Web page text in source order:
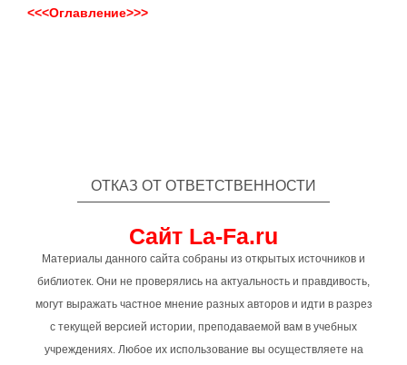
<<<Оглавление>>>
ОТКАЗ ОТ ОТВЕТСТВЕННОСТИ
Сайт La-Fa.ru
Материалы данного сайта собраны из открытых источников и
библиотек. Они не проверялись на актуальность и правдивость,
могут выражать частное мнение разных авторов и идти в разрез
с текущей версией истории, преподаваемой вам в учебных
учреждениях. Любое их использование вы осуществляете на